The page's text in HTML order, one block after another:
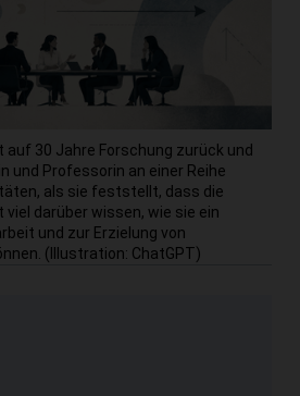
30 Jahre Forschung zurück und
und Professorin an einer Reihe
als sie feststellt, dass die
darüber wissen, wie sie ein
und zur Erzielung von
(Illustration: ChatGPT)